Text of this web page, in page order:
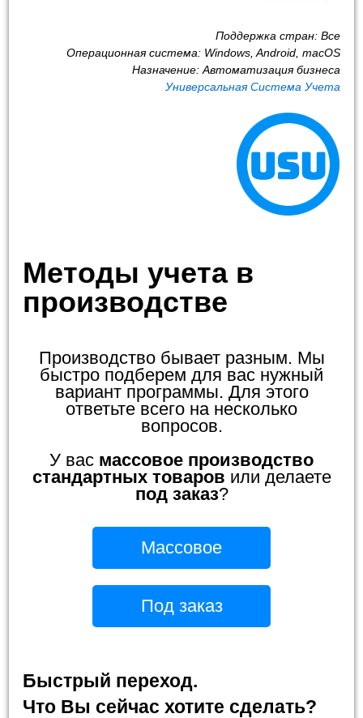
Поддержка стран: Все
Операционная система: Windows, Android, macOS
Назначение: Автоматизация бизнеса
Универсальная Система Учета
Методы учета в
производстве
Производство бывает разным. Мы
быстро подберем для вас нужный
вариант программы. Для этого
ответьте всего на несколько
вопросов.
У вас массовое производство
стандартных товаров или делаете
под заказ?
Массовое
Под заказ
Быстрый переход.
Что Вы сейчас хотите сделать?